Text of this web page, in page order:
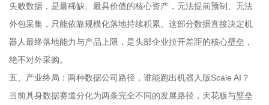
失败数据，是最稀缺、最具价值的核心资产，无法提前预制、无法
外包采集，只能依靠规模化落地持续积累。这部分数据直接决定机
器人最终落地能力与产品上限，是头部企业拉开差距的核心壁垒，
绝不对外采购。
五、产业终局：两种数据公司路径，谁能跑出机器人版Scale AI？
当前具身数据赛道分化为两条完全不同的发展路径，天花板与壁垒